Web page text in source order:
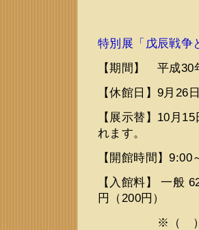
特別展「戊辰戦争
【期間】 平成
【休館日】9月26
【展示替】10月
れます。
【開館時間】
【入館料】 一般
円（200円）
※（ ）は20